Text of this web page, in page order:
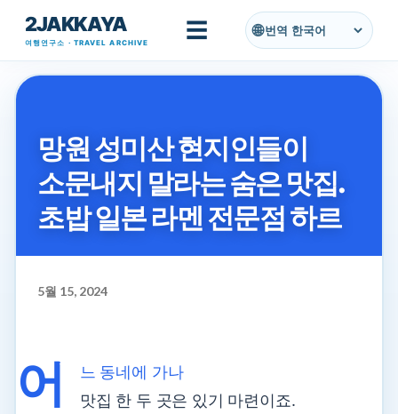
기본 콘텐츠로 건너뛰기
2JAKKAYA
여행연구소 · TRAVEL ARCHIVE ☰ 번역
망원 성미산 현지인들이
소문내지 말라는 숨은 맛집.
초밥 일본 라멘 전문점 하르
5월 15, 2024
어
느 동네에 가나
맛집 한 두 곳은 있기 마련이죠.